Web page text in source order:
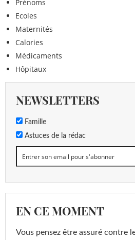
Prénoms
Ecoles
Maternités
Calories
Médicaments
Hôpitaux
NEWSLETTERS
Famille
Astuces de la rédac
EN CE MOMENT
Vous pensez être assuré contre